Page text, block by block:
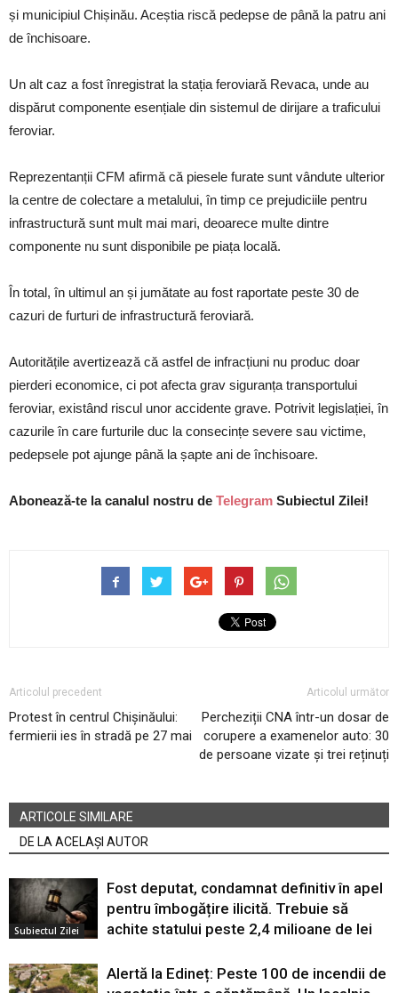
și municipiul Chișinău. Aceștia riscă pedepse de până la patru ani
de închisoare.
Un alt caz a fost înregistrat la stația feroviară Revaca, unde au
dispărut componente esențiale din sistemul de dirijare a traficului
feroviar.
Reprezentanții CFM afirmă că piesele furate sunt vândute ulterior
la centre de colectare a metalului, în timp ce prejudiciile pentru
infrastructură sunt mult mai mari, deoarece multe dintre
componente nu sunt disponibile pe piața locală.
În total, în ultimul an și jumătate au fost raportate peste 30 de
cazuri de furturi de infrastructură feroviară.
Autoritățile avertizează că astfel de infracțiuni nu produc doar
pierderi economice, ci pot afecta grav siguranța transportului
feroviar, existând riscul unor accidente grave. Potrivit legislației, în
cazurile în care furturile duc la consecințe severe sau victime,
pedepsele pot ajunge până la șapte ani de închisoare.
Abonează-te la canalul nostru de Telegram Subiectul Zilei!
Articolul precedent
Protest în centrul Chișinăului:
fermierii ies în stradă pe 27 mai
Articolul următor
Percheziții CNA într-un dosar de
corupere a examenelor auto: 30
de persoane vizate și trei reținuți
ARTICOLE SIMILARE
DE LA ACELAȘI AUTOR
Subiectul Zilei
Fost deputat, condamnat definitiv în apel
pentru îmbogățire ilicită. Trebuie să
achite statului peste 2,4 milioane de lei
Alertă la Edineț: Peste 100 de incendii de